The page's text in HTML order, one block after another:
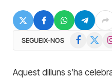
SEGUEIX-NOS Facebook
Aquest dilluns s’ha